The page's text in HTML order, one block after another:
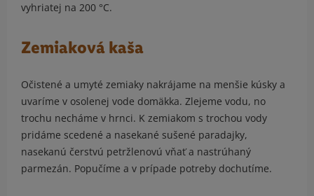
vyhriatej na 200 °C.
Zemiaková kaša
Očistené a umyté zemiaky nakrájame na menšie kúsky a
uvaríme v osolenej vode domäkka. Zlejeme vodu, no
trochu necháme v hrnci. K zemiakom s trochou vody
pridáme scedené a nasekané sušené paradajky,
nasekanú čerstvú petržlenovú vňať a nastrúhaný
parmezán. Popučíme a v prípade potreby dochutíme.